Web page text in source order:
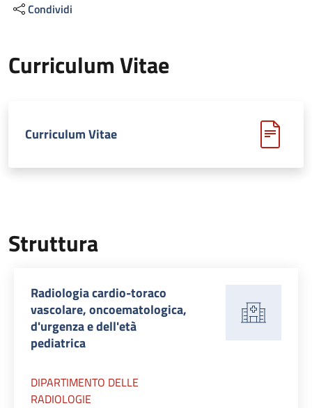
Condividi
Curriculum Vitae
Curriculum Vitae
Struttura
Radiologia cardio-toraco
vascolare, oncoematologica,
d'urgenza e dell'età
pediatrica
DIPARTIMENTO DELLE
RADIOLOGIE